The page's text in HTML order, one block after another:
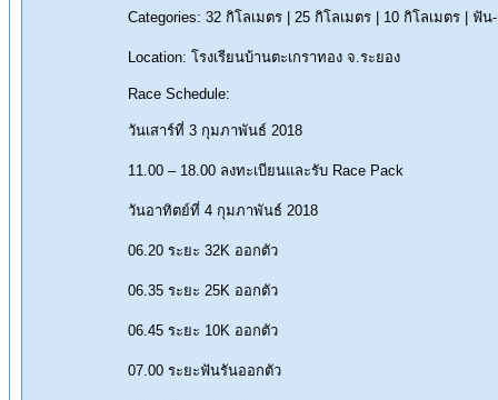
Categories: 32 กิโลเมตร | 25 กิโลเมตร | 10 กิโลเมตร | ฟัน
Location: โรงเรียนบ้านตะเกราทอง จ.ระยอง
Race Schedule:
วันเสาร์ที่ 3 กุมภาพันธ์ 2018
11.00 – 18.00 ลงทะเบียนและรับ Race Pack
วันอาทิตย์ที่ 4 กุมภาพันธ์ 2018
06.20 ระยะ 32K ออกตัว
06.35 ระยะ 25K ออกตัว
06.45 ระยะ 10K ออกตัว
07.00 ระยะฟันรันออกตัว